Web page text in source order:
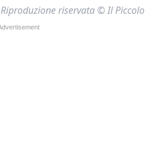
Riproduzione riservata © Il Piccolo